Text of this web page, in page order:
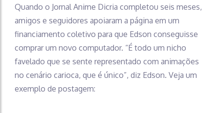
Quando o Jornal Anime Dicria completou seis meses,
amigos e seguidores apoiaram a página em um
financiamento coletivo para que Edson conseguisse
comprar um novo computador. “É todo um nicho
favelado que se sente representado com animações
no cenário carioca, que é único”, diz Edson. Veja um
exemplo de postagem: